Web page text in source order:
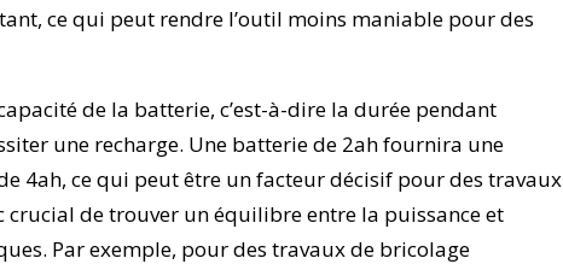
ce qui peut rendre l’outil moins maniable pour des
de la batterie, c’est-à-dire la durée pendant
une recharge. Une batterie de 2ah fournira une
4ah, ce qui peut être un facteur décisif pour des travaux
de trouver un équilibre entre la puissance et
Par exemple, pour des travaux de bricolage